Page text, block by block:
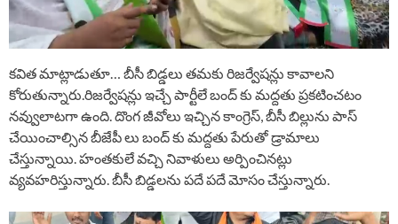
కవిత మాట్లాడుతూ… బీసీ బిడ్డలు తమకు రిజర్వేషన్లు కావాలని
కోరుతున్నారు.రిజర్వేషన్లు ఇచ్చే పార్టీలే బంద్ కు మద్దతు ప్రకటించటం
నవ్వులాటగా ఉంది. దొంగ జీవోలు ఇచ్చిన కాంగ్రెస్, బీసీ బిల్లును పాస్
చేయించాల్సిన బీజేపీ లు బంద్ కు మద్దతు పేరుతో డ్రామాలు
చేస్తున్నాయి. హంతకులే వచ్చి నివాళులు అర్పించినట్లు
వ్యవహరిస్తున్నారు. బీసీ బిడ్డలను పదే పదే మోసం చేస్తున్నారు.